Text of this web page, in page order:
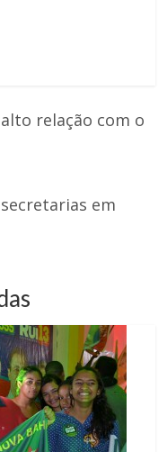
relação com o
em